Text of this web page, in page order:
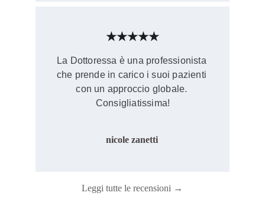
La Dottoressa è una professionista
che prende in carico i suoi pazienti
con un approccio globale.
Consigliatissima!
nicole zanetti
★★★★★
Leggi tutte le recensioni →